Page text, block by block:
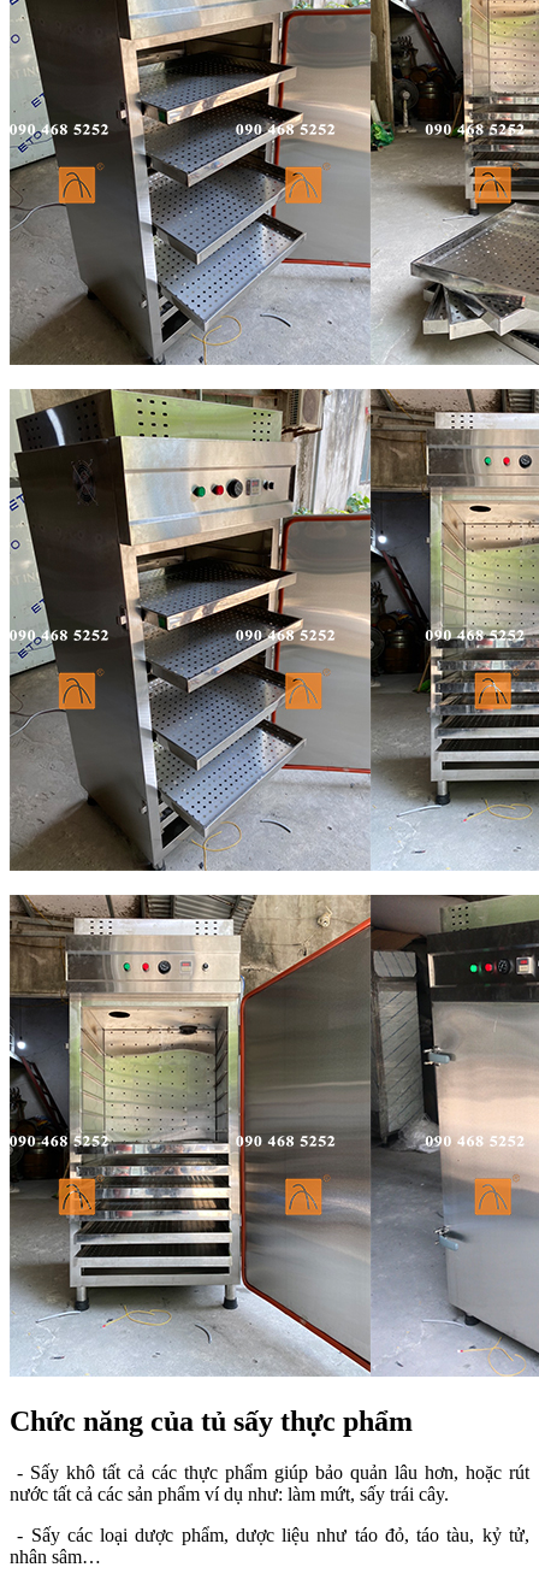
Chức năng của tủ sấy thực phẩm
- Sấy khô tất cả các thực phẩm giúp bảo quản lâu hơn, hoặc rút
nước tất cả các sản phẩm ví dụ như: làm mứt, sấy trái cây.
- Sấy các loại dược phẩm, dược liệu như táo đỏ, táo tàu, kỷ tử,
nhân sâm…